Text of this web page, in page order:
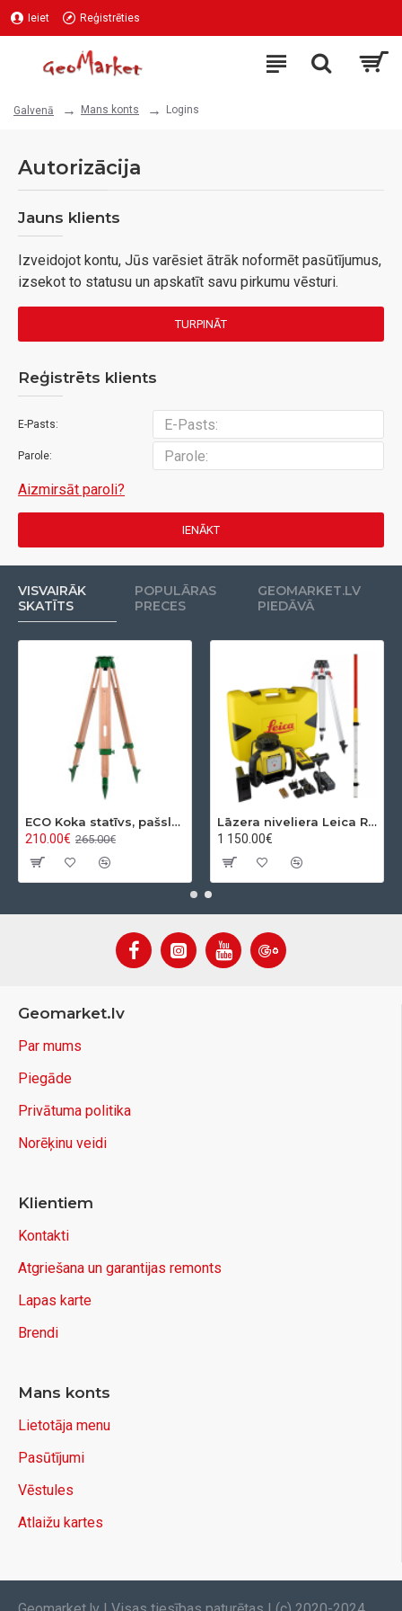
Ieiet Reģistrēties
Galvenā Mans konts Logins
Autorizācija
Jauns klients
Izveidojot kontu, Jūs varēsiet ātrāk noformēt pasūtījumus,
izsekot to statusu un apskatīt savu pirkumu vēsturi.
TURPINĀT
Reģistrēts klients
E-Pasts:
Parole:
Aizmirsāt paroli?
IENĀKT
VISVAIRĀK
SKATĪTS
POPULĀRAS
PRECES
GEOMARKET.LV
PIEDĀVĀ
ECO Koka statīvs, pašslēdzošs, ar apaļo pamatni
210.00€ 265.00€
Lāzera niveliera Leica Rugby 610 + Rod eye 120 Basic komplekts
1 150.00€
Geomarket.lv
Par mums
Piegāde
Privātuma politika
Norēķinu veidi
Klientiem
Kontakti
Atgriešana un garantijas remonts
Lapas karte
Brendi
Mans konts
Lietotāja menu
Pasūtījumi
Vēstules
Atlaižu kartes